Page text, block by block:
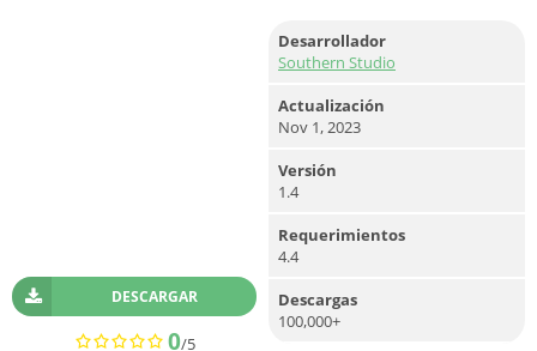
DESCARGAR
0/5
Desarrollador
Southern Studio
Actualización
Nov 1, 2023
Versión
1.4
Requerimientos
4.4
Descargas
100,000+